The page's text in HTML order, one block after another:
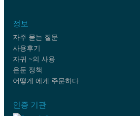
정보
자주 묻는 질문
사용후기
자귀 ~의 사용
은둔 정책
어떻게 에게 주문하다
인증 기관